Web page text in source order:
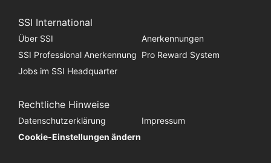
SSI International
Über SSI
Anerkennungen
SSI Professional Anerkennung Pro Reward System
Jobs im SSI Headquarter
Rechtliche Hinweise
Datenschutzerklärung
Impressum
Cookie-Einstellungen ändern